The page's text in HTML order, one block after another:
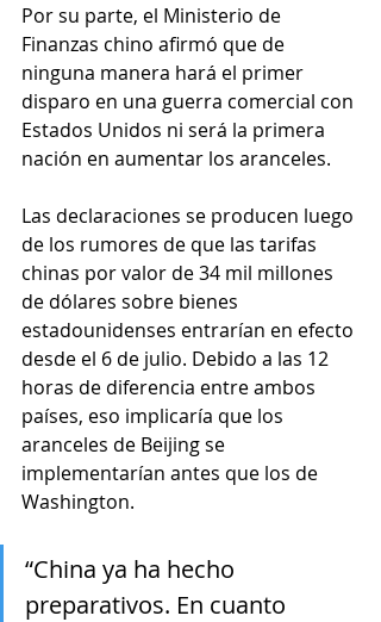
Por su parte, el Ministerio de
Finanzas chino afirmó que de
ninguna manera hará el primer
disparo en una guerra comercial con
Estados Unidos ni será la primera
nación en aumentar los aranceles.
Las declaraciones se producen luego
de los rumores de que las tarifas
chinas por valor de 34 mil millones
de dólares sobre bienes
estadounidenses entrarían en efecto
desde el 6 de julio. Debido a las 12
horas de diferencia entre ambos
países, eso implicaría que los
aranceles de Beijing se
implementarían antes que los de
Washington.
“China ya ha hecho
preparativos. En cuanto